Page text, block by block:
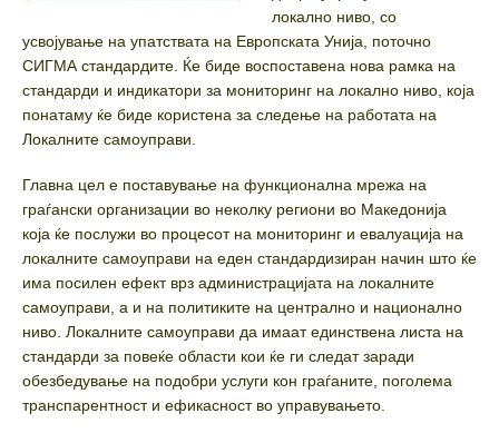
локално ниво, со
усвојување на упатствата на Европската Унија, поточно
СИГМА стандардите. Ќе биде воспоставена нова рамка на
стандарди и индикатори за мониторинг на локално ниво, која
понатаму ќе биде користена за следење на работата на
Локалните самоуправи.
Главна цел е поставување на функционална мрежа на
граѓански организации во неколку региони во Македонија
која ќе послужи во процесот на мониторинг и евалуација на
локалните самоуправи на еден стандардизиран начин што ќе
има посилен ефект врз администрацијата на локалните
самоуправи, а и на политиките на централно и национално
ниво. Локалните самоуправи да имаат единствена листа на
стандарди за повеќе области кои ќе ги следат заради
обезбедување на подобри услуги кон граѓаните, поголема
транспарентност и ефикасност во управувањето.